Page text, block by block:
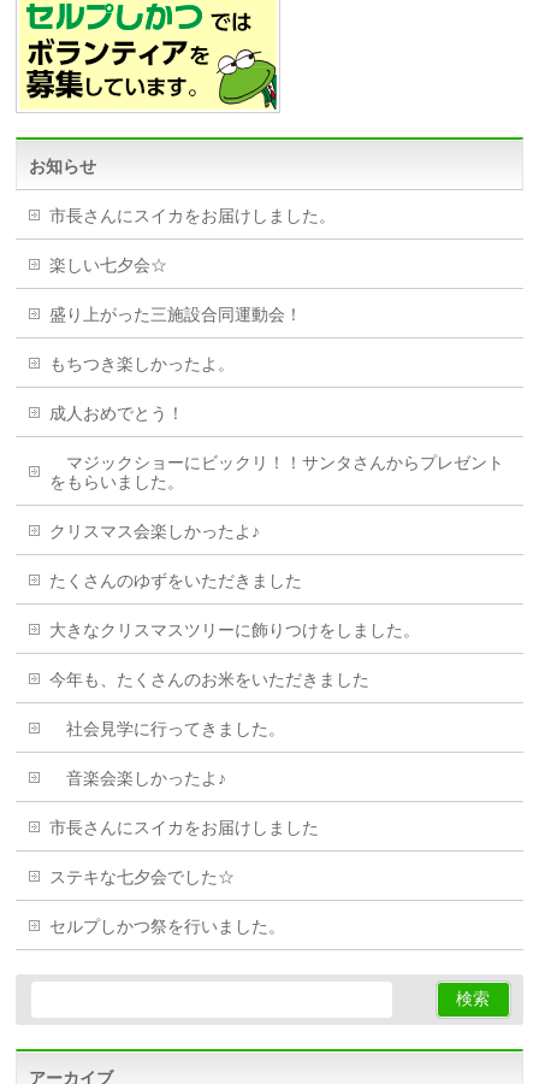
お知らせ
市長さんにスイカをお届けしました。
楽しい七夕会☆
盛り上がった三施設合同運動会！
もちつき楽しかったよ。
成人おめでとう！
マジックショーにビックリ！！サンタさんからプレゼント
をもらいました。
クリスマス会楽しかったよ♪
たくさんのゆずをいただきました
大きなクリスマスツリーに飾りつけをしました。
今年も、たくさんのお米をいただきました
社会見学に行ってきました。
音楽会楽しかったよ♪
市長さんにスイカをお届けしました
ステキな七夕会でした☆
セルプしかつ祭を行いました。
アーカイブ